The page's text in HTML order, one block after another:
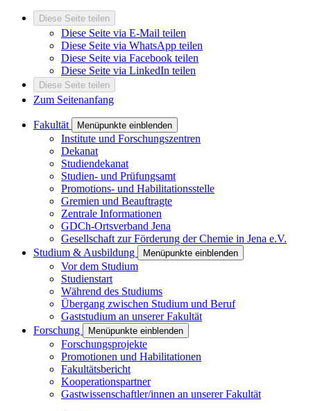
Diese Seite teilen
Diese Seite via E-Mail teilen
Diese Seite via WhatsApp teilen
Diese Seite via Facebook teilen
Diese Seite via LinkedIn teilen
Diese Seite teilen
Zum Seitenanfang
Fakultät Menüpunkte einblenden
Institute und Forschungszentren
Dekanat
Studiendekanat
Studien- und Prüfungsamt
Promotions- und Habilitationsstelle
Gremien und Beauftragte
Zentrale Informationen
GDCh-Ortsverband Jena
Gesellschaft zur Förderung der Chemie in Jena e.V.
Studium & Ausbildung
Menüpunkte einblenden
Vor dem Studium
Studienstart
Während des Studiums
Übergang zwischen Studium und Beruf
Gaststudium an unserer Fakultät
Forschung
Menüpunkte einblenden
Forschungsprojekte
Promotionen und Habilitationen
Fakultätsbericht
Kooperationspartner
Gastwissenschaftler/innen an unserer Fakultät